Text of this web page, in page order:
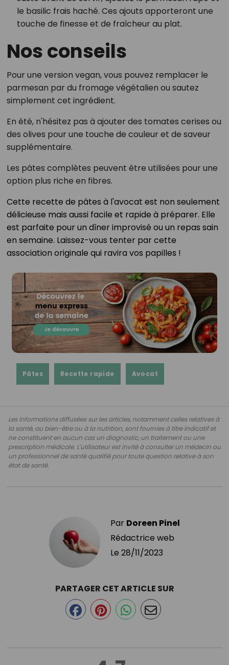
le basilic frais haché. Ces ajouts apporteront une
touche de finesse et de fraîcheur au plat.
Nos conseils
Pour une version vegan, vous pouvez remplacer le
parmesan par du fromage végétalien ou sautez
simplement cet ingrédient.
En été, n'hésitez pas à ajouter des tomates cerises ou
des olives pour une touche de couleur et de saveur
supplémentaire.
Les pâtes complètes peuvent être utilisées pour une
option plus riche en fibres.
Cette recette de pâtes à l'avocat est non seulement
délicieuse mais aussi facile et rapide à préparer. Elle
est parfaite pour un dîner improvisé ou un repas sain
en semaine. Laissez-vous tenter par cette
association originale qui ravira vos papilles !
Pâtes Recette rapide Avocat
Les informations diffusées sur les articles, notamment celles relatives à
la santé, au bien-être ou à la nutrition, sont fournies à titre indicatif et
ne constituent en aucun cas un diagnostic, un traitement ou une
prescription médicale. L'utilisateur est invité à consulter un médecin ou
un professionnel de santé qualifié pour toute question relative à son
état de santé.
Par Doreen Pinel
Rédactrice web
Le 28/11/2023
PARTAGER CET ARTICLE SUR